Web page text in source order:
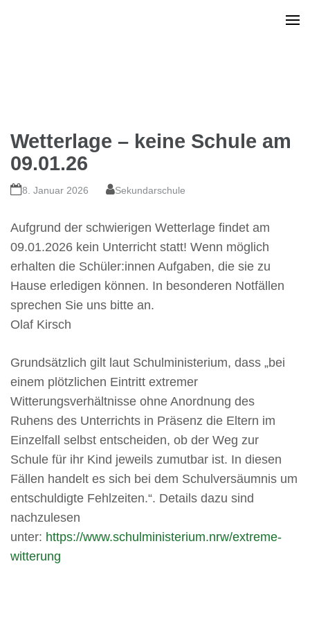
Wetterlage – keine Schule am
09.01.26
8. Januar 2026 Sekundarschule
Aufgrund der schwierigen Wetterlage findet am
09.01.2026 kein Unterricht statt! Wenn möglich
erhalten die Schüler:innen Aufgaben, die sie zu
Hause erledigen können. In besonderen Notfällen
sprechen Sie uns bitte an.
Olaf Kirsch
Grundsätzlich gilt laut Schulministerium, dass „bei
einem plötzlichen Eintritt extremer
Witterungsverhältnisse ohne Anordnung des
Ruhens des Unterrichts in Präsenz die Eltern im
Einzelfall selbst entscheiden, ob der Weg zur
Schule für ihr Kind jeweils zumutbar ist. In diesen
Fällen handelt es sich bei dem Schulversäumnis um
entschuldigte Fehlzeiten.“. Details dazu sind
nachzulesen
unter: https://www.schulministerium.nrw/extreme-
witterung